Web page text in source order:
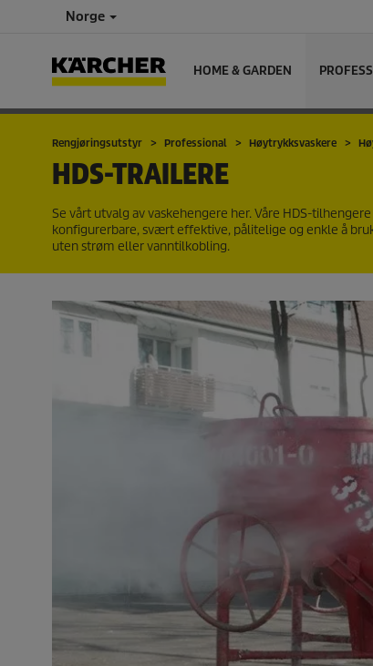
Norge
HOME & GARDEN
Rengjøringsutstyr Professional Høytrykksvaskere
HDS-TRAILERE
Se vårt utvalg av vaskehengere her. Våre HDS-
konfigurerbare, svært effektive, pålitelige og enkle å
uten strøm eller vanntilkobling.